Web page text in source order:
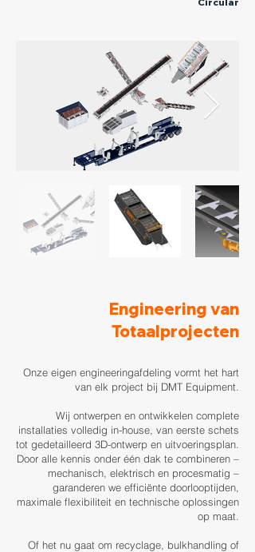
Engineering van
Totaalprojecten
Onze eigen engineeringafdeling vormt het hart
van elk project bij DMT Equipment.
Wij ontwerpen en ontwikkelen complete
installaties volledig in-house, van eerste schets
tot gedetailleerd 3D-ontwerp en uitvoeringsplan.
Door alle kennis onder één dak te combineren –
mechanisch, elektrisch en procesmatig –
garanderen we efficiënte doorlooptijden,
maximale flexibiliteit en technische oplossingen
op maat.
Of het nu gaat om recyclage, bulkhandling of